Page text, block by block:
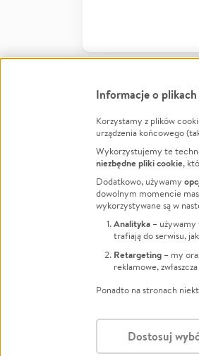
FacebookTwitter
LinkedInTikTok
Informacje o
Korzystamy z plików
urządzenia końcowego
Wykorzystujemy te
niezbędne pliki cookie,
Dodatkowo, używamy
dowolnym momencie
wykorzystywane są w
Analityka – używamy
trafiają do serwisu,
Retargeting – my
reklamowe,
Ponadto na stronach
Dostosuj